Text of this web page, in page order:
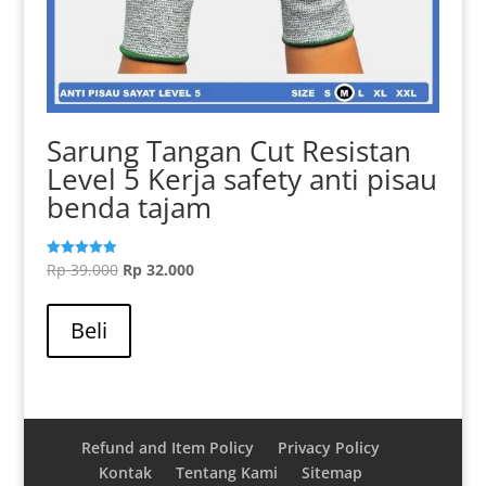
Sarung Tangan Cut Resistan
Level 5 Kerja safety anti pisau
benda tajam
Dinilai
5.00
Rp39.000 Harga
Rp32.000Harga
Beli
Pilihan
ini
dapat
Refund and Item Policy
Privacy Policy
Kontak
Tentang Kami Sitemap